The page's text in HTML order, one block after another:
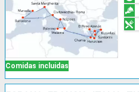
Comidas incluidas